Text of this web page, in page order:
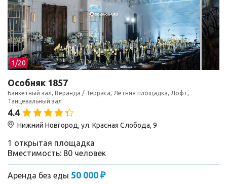
1/20
Особняк 1857
Банкетный зал, Веранда / Терраса, Летняя площадка, Лофт,
Танцевальный зал
4.4
Нижний Новгород, ул. Красная Слобода, 9
1 открытая площадка
Вместимость: 80 человек
Аренда без еды 50 000 ₽